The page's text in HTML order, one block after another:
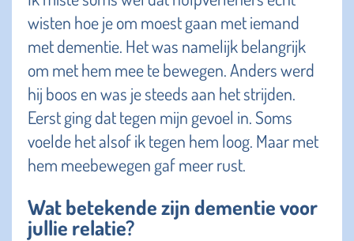
wisten hoe je om moest gaan met iemand
met dementie. Het was namelijk belangrijk
om met hem mee te bewegen. Anders werd
hij boos en was je steeds aan het strijden.
Eerst ging dat tegen mijn gevoel in. Soms
voelde het alsof ik tegen hem loog. Maar met
hem meebewegen gaf meer rust.
Wat betekende zijn dementie voor
jullie relatie?